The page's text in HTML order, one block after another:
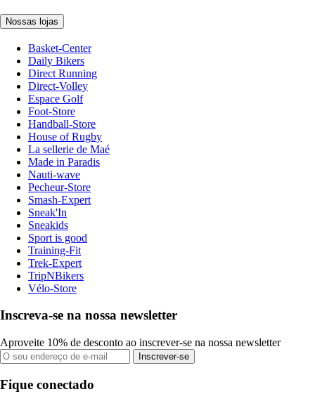
Nossas lojas
Basket-Center
Daily Bikers
Direct Running
Direct-Volley
Espace Golf
Foot-Store
Handball-Store
House of Rugby
La sellerie de Maé
Made in Paradis
Nauti-wave
Pecheur-Store
Smash-Expert
Sneak'In
Sneakids
Sport is good
Training-Fit
Trek-Expert
TripNBikers
Vélo-Store
Inscreva-se na nossa newsletter
Aproveite 10% de desconto ao inscrever-se na nossa newsletter
Inscrever-se
Fique conectado